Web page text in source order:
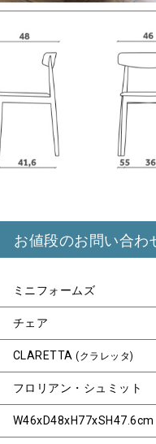
お値段のお問い合わ
ミニフォームズ
チェア
CLARETTA(クラレッタ)
フロリアン・シュミット
W46xD48xH77xSH47.6cm